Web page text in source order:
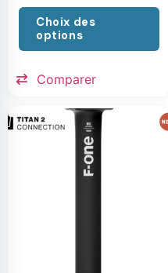
Choix des
options
Comparer